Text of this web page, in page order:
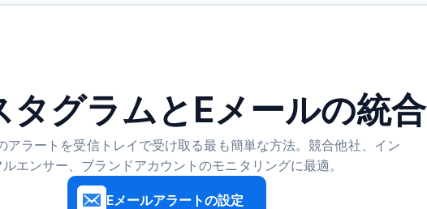
タグラムとEメールの統合
アラートを受信トレイで受け取る最も簡単な方法。競合他社、イン
ルエンサー、ブランドアカウントのモニタリングに最適。
Eメールアラートの設定